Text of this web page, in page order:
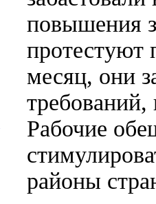
повышения
протестуют
месяц, они
Рабочие
районы